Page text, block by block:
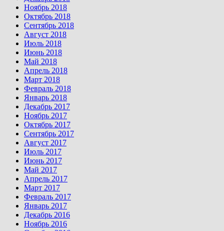
Ноябрь 2018
Октябрь 2018
Сентябрь 2018
Август 2018
Июль 2018
Июнь 2018
Май 2018
Апрель 2018
Март 2018
Февраль 2018
Январь 2018
Декабрь 2017
Ноябрь 2017
Октябрь 2017
Сентябрь 2017
Август 2017
Июль 2017
Июнь 2017
Май 2017
Апрель 2017
Март 2017
Февраль 2017
Январь 2017
Декабрь 2016
Ноябрь 2016